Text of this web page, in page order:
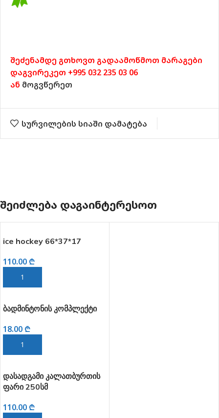
შეძენამდე გთხოვთ გადაამოწმოთ მარაგები
დაგვირეკეთ +995 032 235 03 06
ან მოგვწერეთ
სურვილების სიაში დამატება
ᲨᲔᲘᲫᲚᲔᲑᲐ ᲓᲐᲒᲐᲘᲜᲢᲔᲠᲔᲡᲝᲗ
ice hockey 66*37*17
110.00 ₾
ᲙᲐᲚᲐᲗᲐᲨᲘ ᲓᲐᲛᲐᲢᲔᲑᲐ
ბადმინტონის კომპლექტი
18.00 ₾
ᲙᲐᲚᲐᲗᲐᲨᲘ ᲓᲐᲛᲐᲢᲔᲑᲐ
დასადგამი კალათბურთის
ფარი 250სმ
110.00 ₾